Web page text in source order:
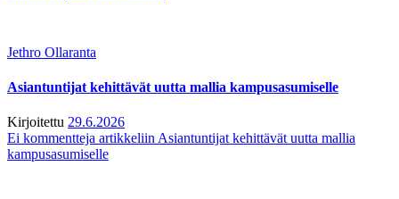
Jethro Ollaranta
Asiantuntijat kehittävät uutta mallia kampusasumiselle
Kirjoitettu 29.6.2026
Ei kommentteja artikkeliin Asiantuntijat kehittävät uutta mallia
kampusasumiselle